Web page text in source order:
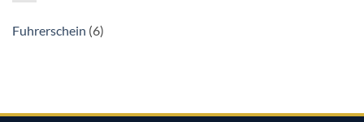
Klasse
legale,
Falle
Fuhrerschein (6)